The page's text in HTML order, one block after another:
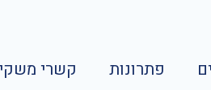
פתרונות קשרי